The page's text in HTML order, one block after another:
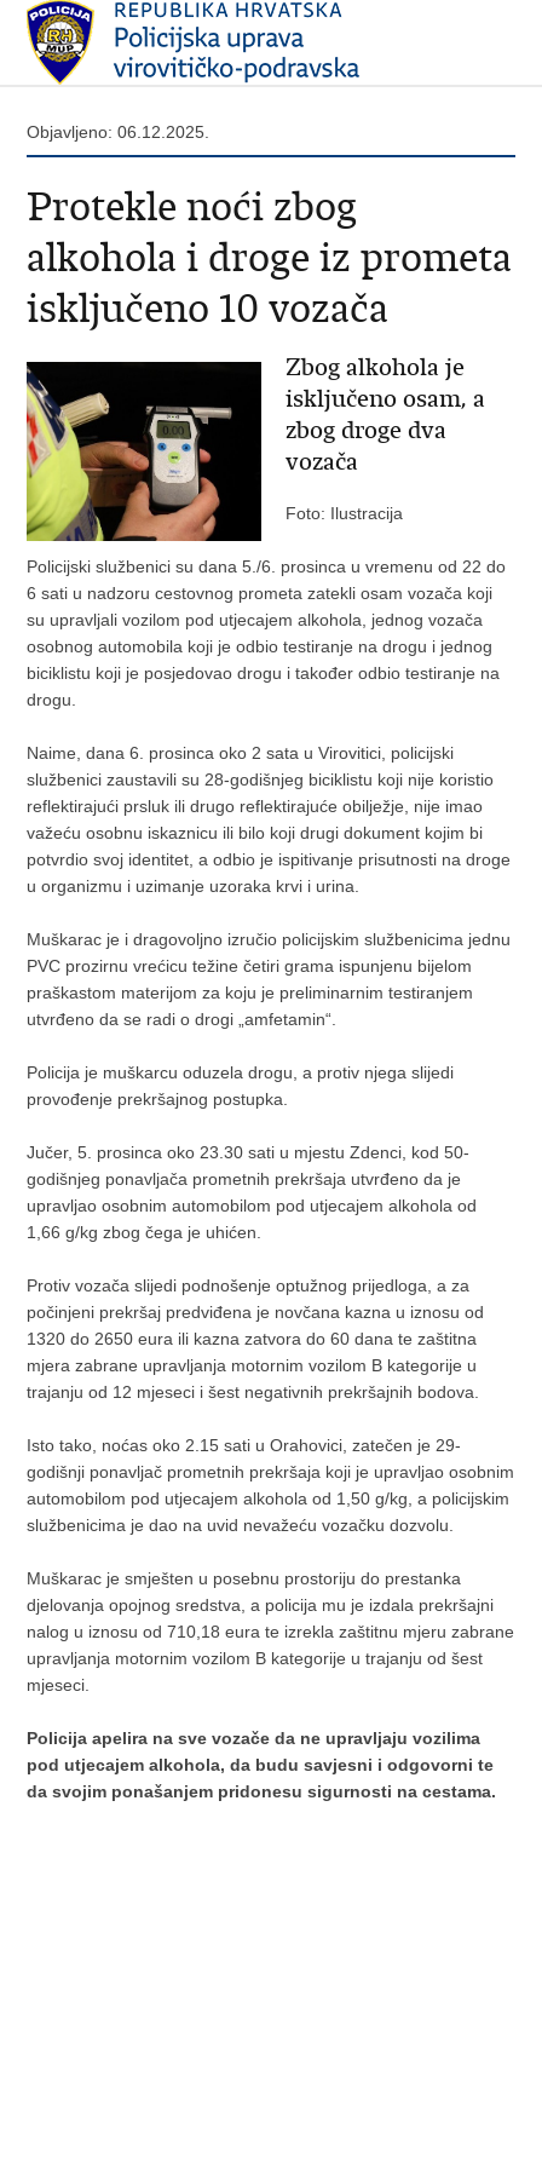
Objavljeno: 06.12.2025.
Protekle noći zbog
alkohola i droge iz prometa
isključeno 10 vozača
Zbog alkohola je
isključeno osam, a
zbog droge dva
vozača
Foto: Ilustracija
Policijski službenici su dana 5./6. prosinca u vremenu od 22 do
6 sati u nadzoru cestovnog prometa zatekli osam vozača koji
su upravljali vozilom pod utjecajem alkohola, jednog vozača
osobnog automobila koji je odbio testiranje na drogu i jednog
biciklistu koji je posjedovao drogu i također odbio testiranje na
drogu.
Naime, dana 6. prosinca oko 2 sata u Virovitici, policijski
službenici zaustavili su 28-godišnjeg biciklistu koji nije koristio
reflektirajući prsluk ili drugo reflektirajuće obilježje, nije imao
važeću osobnu iskaznicu ili bilo koji drugi dokument kojim bi
potvrdio svoj identitet, a odbio je ispitivanje prisutnosti na droge
u organizmu i uzimanje uzoraka krvi i urina.
Muškarac je i dragovoljno izručio policijskim službenicima jednu
PVC prozirnu vrećicu težine četiri grama ispunjenu bijelom
praškastom materijom za koju je preliminarnim testiranjem
utvrđeno da se radi o drogi „amfetamin“.
Policija je muškarcu oduzela drogu, a protiv njega slijedi
provođenje prekršajnog postupka.
Jučer, 5. prosinca oko 23.30 sati u mjestu Zdenci, kod 50-
godišnjeg ponavljača prometnih prekršaja utvrđeno da je
upravljao osobnim automobilom pod utjecajem alkohola od
1,66 g/kg zbog čega je uhićen.
Protiv vozača slijedi podnošenje optužnog prijedloga, a za
počinjeni prekršaj predviđena je novčana kazna u iznosu od
1320 do 2650 eura ili kazna zatvora do 60 dana te zaštitna
mjera zabrane upravljanja motornim vozilom B kategorije u
trajanju od 12 mjeseci i šest negativnih prekršajnih bodova.
Isto tako, noćas oko 2.15 sati u Orahovici, zatečen je 29-
godišnji ponavljač prometnih prekršaja koji je upravljao osobnim
automobilom pod utjecajem alkohola od 1,50 g/kg, a policijskim
službenicima je dao na uvid nevažeću vozačku dozvolu.
Muškarac je smješten u posebnu prostoriju do prestanka
djelovanja opojnog sredstva, a policija mu je izdala prekršajni
nalog u iznosu od 710,18 eura te izrekla zaštitnu mjeru zabrane
upravljanja motornim vozilom B kategorije u trajanju od šest
mjeseci.
Policija apelira na sve vozače da ne upravljaju vozilima
pod utjecajem alkohola, da budu savjesni i odgovorni te
da svojim ponašanjem pridonesu sigurnosti na cestama.